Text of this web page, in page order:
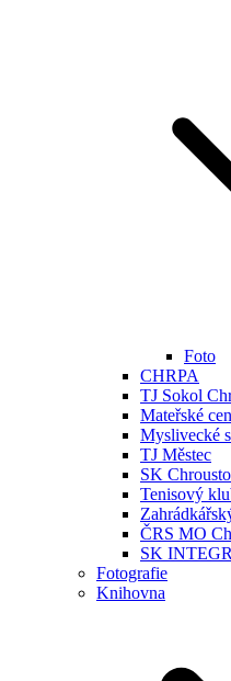
Foto
CHRPA
TJ Sokol
Mateřské
Myslivecké
TJ Městec
SK
Tenisový
ČRS MO
SK
Fotografie
Knihovna